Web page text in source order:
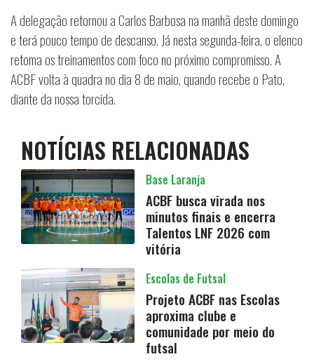
A delegação retornou a Carlos Barbosa na manhã deste domingo
e terá pouco tempo de descanso. Já nesta segunda-feira, o elenco
retoma os treinamentos com foco no próximo compromisso. A
ACBF volta à quadra no dia 8 de maio, quando recebe o Pato,
diante da nossa torcida.
NOTÍCIAS RELACIONADAS
Base Laranja
ACBF busca virada nos
minutos finais e encerra
Talentos LNF 2026 com
vitória
Escolas de Futsal
Projeto ACBF nas Escolas
aproxima clube e
comunidade por meio do
futsal